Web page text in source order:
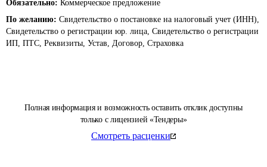
Полная информация и возможность оставить отклик доступны
только с лицензией «Тендеры»
Смотреть расценки
Обязательно: Коммерческое предложение
По желанию: Свидетельство о постановке на налоговый учет (ИНН),
Свидетельство о регистрации юр. лица, Свидетельство о регистрации
ИП, ПТС, Реквизиты, Устав, Договор, Страховка